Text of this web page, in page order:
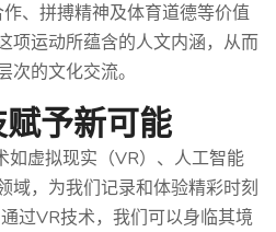
、拼搏精神及体育道德等价值
项运动所蕴含的人文内涵，从而
次的文化交流。
予新可能
如虚拟现实（VR）、人工智能
域，为我们记录和体验精彩时刻
过VR技术，我们可以身临其境